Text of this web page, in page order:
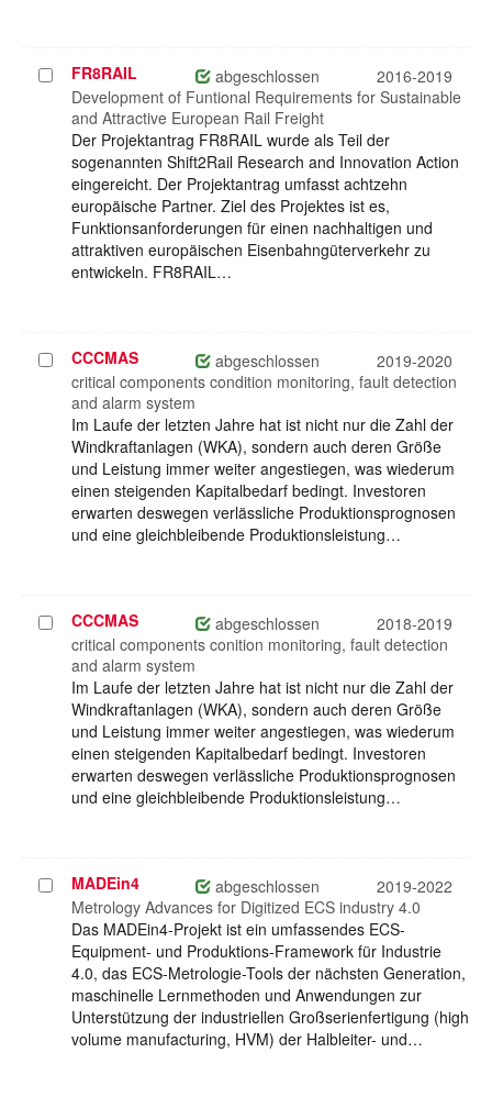
Projekt
auswählen
FR8RAIL abgeschlossen
2016-2019
Development of Funtional Requirements for Sustainable
and Attractive European Rail Freight
Der Projektantrag FR8RAIL wurde als Teil der
sogenannten Shift2Rail Research and Innovation Action
eingereicht. Der Projektantrag umfasst achtzehn
europäische Partner. Ziel des Projektes ist es,
Funktionsanforderungen für einen nachhaltigen und
attraktiven europäischen Eisenbahngüterverkehr zu
entwickeln. FR8RAIL…
Projekt
auswählen
CCCMAS abgeschlossen
2019-2020
critical components condition monitoring, fault detection
and alarm system
Im Laufe der letzten Jahre hat ist nicht nur die Zahl der
Windkraftanlagen (WKA), sondern auch deren Größe
und Leistung immer weiter angestiegen, was wiederum
einen steigenden Kapitalbedarf bedingt. Investoren
erwarten deswegen verlässliche Produktionsprognosen
und eine gleichbleibende Produktionsleistung…
Projekt
auswählen
CCCMAS abgeschlossen
2018-2019
critical components conition monitoring, fault detection
and alarm system
Im Laufe der letzten Jahre hat ist nicht nur die Zahl der
Windkraftanlagen (WKA), sondern auch deren Größe
und Leistung immer weiter angestiegen, was wiederum
einen steigenden Kapitalbedarf bedingt. Investoren
erwarten deswegen verlässliche Produktionsprognosen
und eine gleichbleibende Produktionsleistung…
Projekt
auswählen
MADEin4 abgeschlossen
2019-2022
Metrology Advances for Digitized ECS industry 4.0
Das MADEin4-Projekt ist ein umfassendes ECS-
Equipment- und Produktions-Framework für Industrie
4.0, das ECS-Metrologie-Tools der nächsten Generation,
maschinelle Lernmethoden und Anwendungen zur
Unterstützung der industriellen Großserienfertigung (high
volume manufacturing, HVM) der Halbleiter- und…